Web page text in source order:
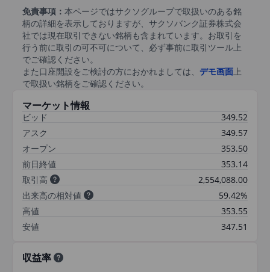
免責事項： 本ページではサクソグループで取扱いのある銘
柄の詳細を表示しておりますが、サクソバンク証券株式会
社では現在取引できない銘柄も含まれています。お取引を
行う前に取引の可不可について、必ず事前に取引ツール上
でご確認ください。
また口座開設をご検討の方におかれましては、 デモ画面 上
で取扱い銘柄をご確認ください。
マーケット情報
ビッド
349.52
アスク
349.57
オープン
353.50
前日終値
353.14
取引高
2,554,088.00
出来高の相対値
59.42%
高値
353.55
安値
347.51
収益率